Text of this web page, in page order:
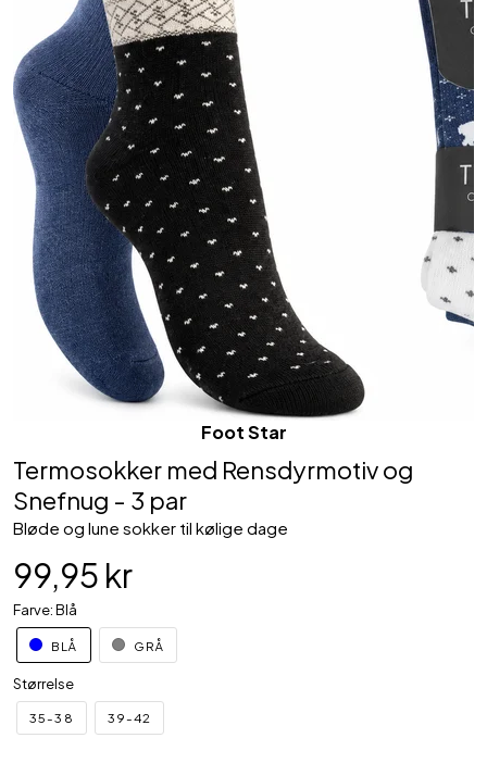
Foot Star
Termosokker med Rensdyrmotiv og
Snefnug - 3 par
Bløde og lune sokker til kølige dage
99,95 kr
Farve: Blå
BLÅ GRÅ
Størrelse
35-38 39-42